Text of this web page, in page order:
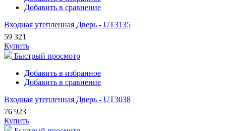
Добавить в сравнение
Входная утепленная Дверь - UT3135
59 321
Купить
Быстрый просмотр
Добавить в избранное
Добавить в сравнение
Входная утепленная Дверь - UT3038
76 923
Купить